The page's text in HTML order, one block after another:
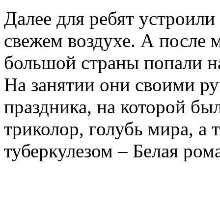
Далее для ребят
свежем воздухе. А после
большой страны попали
На занятии они своими
праздника, на которой
триколор, голубь мира, а
туберкулезом – Белая